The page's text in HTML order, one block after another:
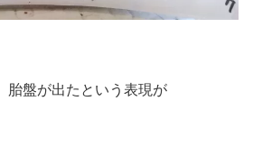
胎盤が出たという表現が